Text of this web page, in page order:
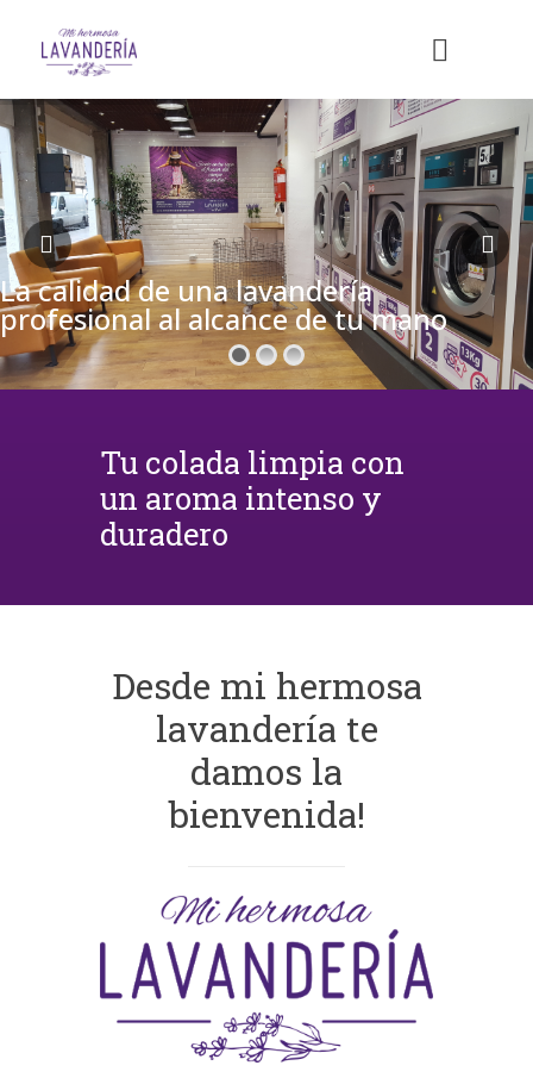
La calidad de una lavandería
profesional al alcance de tu mano
Tu colada limpia con
un aroma intenso y
duradero
Desde mi hermosa
lavandería te
damos la
bienvenida!